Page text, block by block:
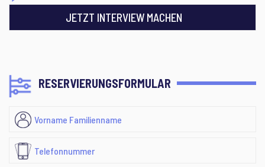
JETZT INTERVIEW MACHEN
RESERVIERUNGSFORMULAR